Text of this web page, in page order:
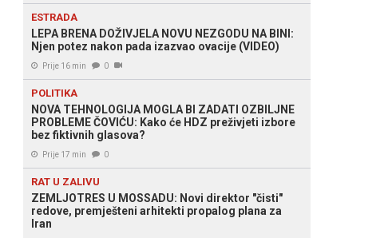
ESTRADA
LEPA BRENA DOŽIVJELA NOVU NEZGODU NA BINI:
Njen potez nakon pada izazvao ovacije (VIDEO)
Prije 16 min 0
POLITIKA
NOVA TEHNOLOGIJA MOGLA BI ZADATI OZBILJNE
PROBLEME ČOVIĆU: Kako će HDZ preživjeti izbore
bez fiktivnih glasova?
Prije 17 min 0
RAT U ZALIVU
ZEMLJOTRES U MOSSADU: Novi direktor "čisti"
redove, premješteni arhitekti propalog plana za
Iran